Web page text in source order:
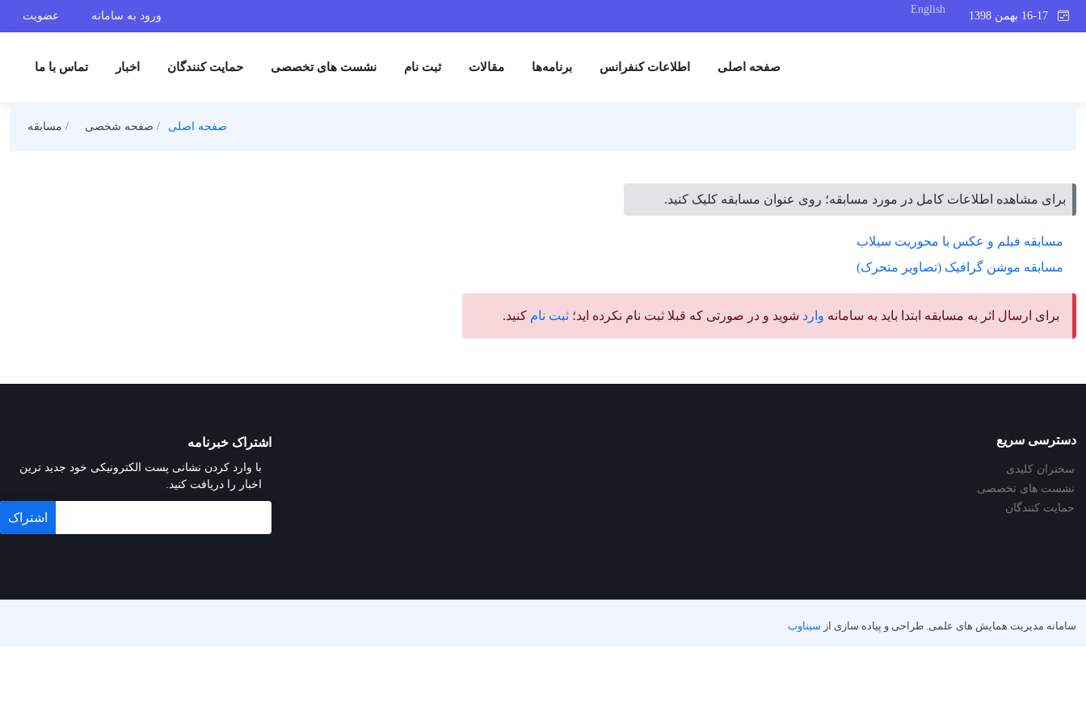
English
ورود به سامانه عضویت
صفحه اصلی اطلاعات کنفرانس برنامه‌ها مقالات ثبت نام نشست های تخصصی حمایت کنندگان اخبار تماس با ما
صفحه اصلی صفحه شخصی مسابقه
برای مشاهده اطلاعات کامل در مورد مسابقه؛ روی عنوان مسابقه کلیک کنید.
مسابقه فیلم و عکس با محوریت سیلاب
مسابقه موشن گرافیک (تصاویر متحرک)
برای ارسال اثر به مسابقه ابتدا باید به سامانه وارد شوید و در صورتی که قبلا ثبت نام نکرده اید؛ ثبت نام کنید.
دسترسی سریع
سخنران کلیدی
نشست های تخصصی
حمایت کنندگان
اشتراک خبرنامه
با وارد کردن نشانی پست الکترونیکی خود جدید ترین
اخبار را دریافت کنید.
سامانه مدیریت همایش های علمی. طراحی و پیاده سازی از سیناوب